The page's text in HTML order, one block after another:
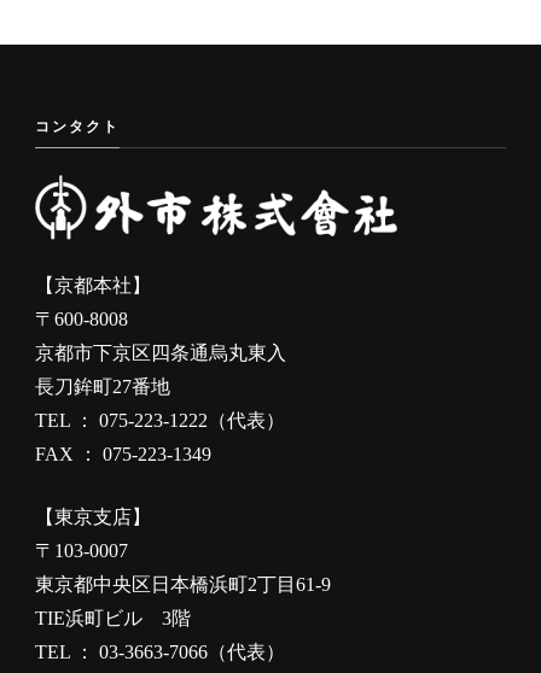
コンタクト
【京都本社】
〒600-8008
京都市下京区四条通烏丸東入
長刀鉾町27番地
TEL ： 075-223-1222（代表）
FAX ： 075-223-1349
【東京支店】
〒103-0007
東京都中央区日本橋浜町2丁目61-9
TIE浜町ビル 3階
TEL ： 03-3663-7066（代表）